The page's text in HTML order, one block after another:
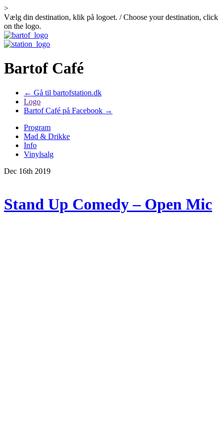
>
Vælg din destination, klik på logoet. / Choose your destination, click
on the logo.
Bartof Café
← Gå til bartofstation.dk
Logo
Bartof Café på Facebook →
Program
Mad & Drikke
Info
Vinylsalg
Dec 16th 2019
Stand Up Comedy – Open Mic